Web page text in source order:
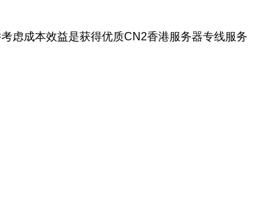
虑成本效益是获得优质CN2香港服务器专线服务